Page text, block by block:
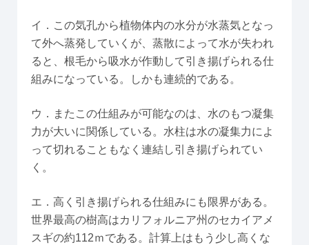
イ．この気孔から植物体内の水分が水蒸気となっ
て外へ蒸発していくが、蒸散によって水が失われ
ると、根毛から吸水が作動して引き揚げられる仕
組みになっている。しかも連続的である。
ウ．またこの仕組みが可能なのは、水のもつ凝集
力が大いに関係している。水柱は水の凝集力によ
って切れることもなく連結し引き揚げられてい
く。
エ．高く引き揚げられる仕組みにも限界がある。
世界最高の樹高はカリフォルニア州のセカイアメ
スギの約112ｍである。計算上はもう少し高くな